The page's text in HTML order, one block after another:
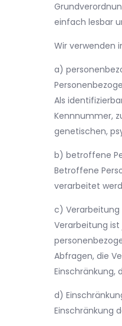
einfach lesbar
Wir verwenden
a)
Als
Kennnummer,
genetischen,
b) betroffene
Betroffene
verarbeitet
c) Verarbeitung
Verarbeitung
Abfragen, die
Einschränkung,
d)
Einschränkung